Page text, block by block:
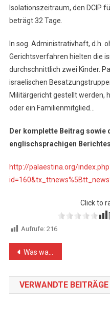
Isolationszeitraum, den DCIP
beträgt 32 Tage.
In sog. Administrativhaft, d.h.
Gerichtsverfahren hielten die
durchschnittlich zwei Kinder.
israelischen
Militärgericht gestellt werden,
oder ein Familienmitglied…
Der komplette Beitrag sowie
englischsprachigen
http://palaestina.org/
Click to
Aufrufe: 216
Was waren die wichtigsten BDS-Siege des Jahres 2020?
VERWANDTE BEITRÄGE